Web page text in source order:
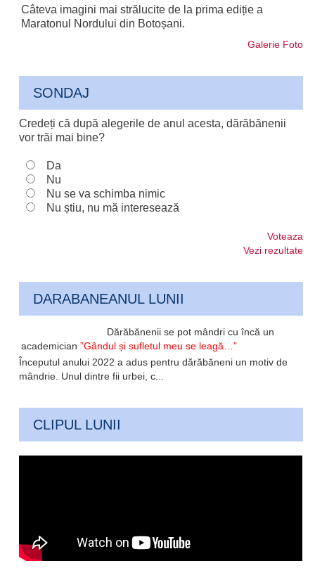
Câteva imagini mai strălucite de la prima ediție a
Maratonul Nordului din Botoșani.
Galerie Foto
SONDAJ
Credeți că după alegerile de anul acesta, dărăbănenii
vor trăi mai bine?
Da
Nu
Nu se va schimba nimic
Nu știu, nu mă interesează
Voteaza
Vezi rezultate
DARABANEANUL LUNII
Dărăbănenii se pot mândri cu încă un
academician”Gândul și sufletul meu se leagă…”
Începutul anului 2022 a adus pentru dărăbăneni un motiv de
mândrie. Unul dintre fii urbei, c...
CLIPUL LUNII